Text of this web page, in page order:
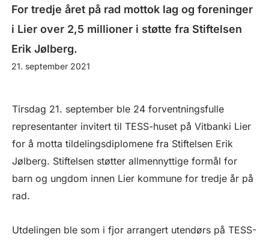
For tredje året på rad mottok lag og foreninger
i Lier over 2,5 millioner i støtte fra Stiftelsen
Erik Jølberg.
21. september 2021
Tirsdag 21. september ble 24 forventningsfulle
representanter invitert til TESS-huset på Vitbanki Lier
for å motta tildelingsdiplomene fra Stiftelsen Erik
Jølberg. Stiftelsen støtter allmennyttige formål for
barn og ungdom innen Lier kommune for tredje år på
rad.
Utdelingen ble som i fjor arrangert utendørs på TESS-